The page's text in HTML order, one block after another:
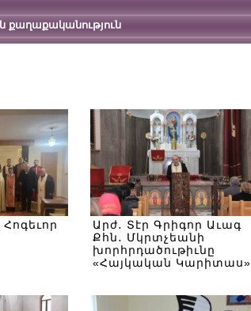
քաղաքականություն
Արժ․ Տէր Գրիգոր Աւագ
Քհն․ Մկրտչեանի
խորհրդածութիւնը
«Հայկական Կարիտաս»